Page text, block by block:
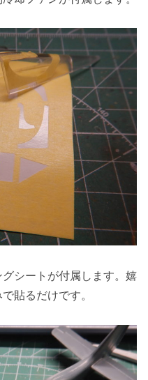
シートが付属します。嬉
貼るだけです。